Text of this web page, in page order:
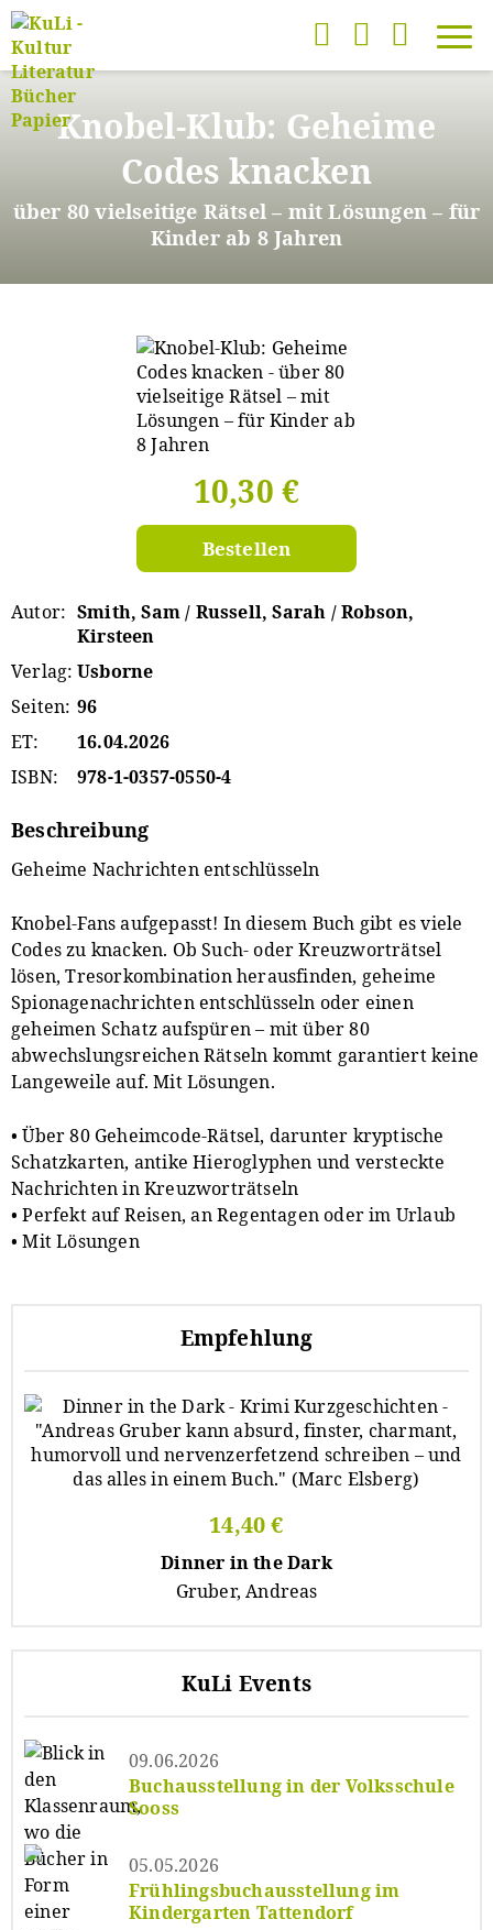
Direkt
zum
InhaltKnobel-Klub: Geheime
Codes knacken
über 80 vielseitige Rätsel – mit Lösungen – für
Kinder ab 8 Jahren
Autor
Smith, Sam / Russell, Sarah / Robson,
Kirsteen
Verlag Usborne
Seiten 96
ET
16.04.2026
ISBN
978-1-0357-0550-4
10,30 €
Bestellen
Beschreibung
Geheime Nachrichten entschlüsseln
Knobel-Fans aufgepasst! In diesem Buch gibt es viele
Codes zu knacken. Ob Such- oder Kreuzworträtsel
lösen, Tresorkombination herausfinden, geheime
Spionagenachrichten entschlüsseln oder einen
geheimen Schatz aufspüren – mit über 80
abwechslungsreichen Rätseln kommt garantiert keine
Langeweile auf. Mit Lösungen.
• Über 80 Geheimcode-Rätsel, darunter kryptische
Schatzkarten, antike Hieroglyphen und versteckte
Nachrichten in Kreuzworträtseln
• Perfekt auf Reisen, an Regentagen oder im Urlaub
• Mit Lösungen
Empfehlung
14,40 €
Dinner in the Dark
Gruber, Andreas
KuLi Events
Buchausstellung in der Volksschule
Sooss
09.06.2026
Frühlingsbuchausstellung im
Kindergarten Tattendorf
05.05.2026